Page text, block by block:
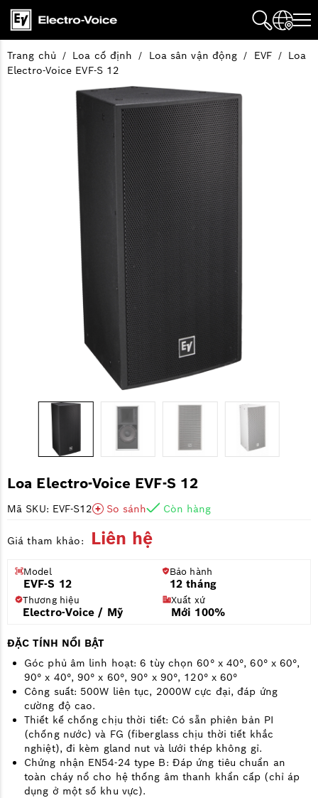
Trang chủ Loa cố định Loa sân vận động EVF
Loa
Electro-Voice EVF-S 12
Loa Electro-Voice EVF-S 12
Mã SKU: EVF-S12 So sánh Còn hàng
Giá tham khảo: Liên hệ
Model
EVF-S 12
Bảo hành
12 tháng
Thương hiệu
Electro-Voice / Mỹ
Xuất xứ
Mới 100%
ĐẶC TÍNH NỔI BẬT
Góc phủ âm linh hoạt: 6 tùy chọn 60° x 40°, 60° x 60°,
90° x 40°, 90° x 60°, 90° x 90°, 120° x 60°
Công suất: 500W liên tục, 2000W cực đại, đáp ứng
cường độ cao.
Thiết kế chống chịu thời tiết: Có sẵn phiên bản PI
(chống nước) và FG (fiberglass chịu thời tiết khắc
nghiệt), đi kèm gland nut và lưới thép không gỉ.
Chứng nhận EN54-24 type B: Đáp ứng tiêu chuẩn an
toàn cháy nổ cho hệ thống âm thanh khẩn cấp (chỉ áp
dụng ở một số khu vực).